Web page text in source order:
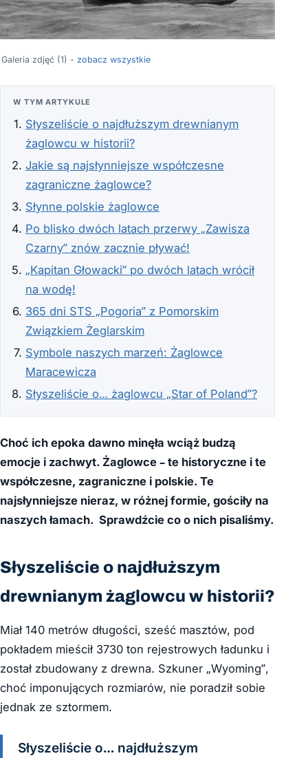
Galeria zdjęć (1) - zobacz wszystkie
W TYM ARTYKULE
Słyszeliście o najdłuższym drewnianym
żaglowcu w historii?
Jakie są najsłynniejsze współczesne
zagraniczne żaglowce?
Słynne polskie żaglowce
Po blisko dwóch latach przerwy „Zawisza
Czarny” znów zacznie pływać!
„Kapitan Głowacki” po dwóch latach wrócił
na wodę!
365 dni STS „Pogoria” z Pomorskim
Związkiem Żeglarskim
Symbole naszych marzeń: Żaglowce
Maracewicza
Słyszeliście o… żaglowcu „Star of Poland”?
Choć ich epoka dawno minęła wciąż budzą
emocje i zachwyt. Żaglowce – te historyczne i te
współczesne, zagraniczne i polskie. Te
najsłynniejsze nieraz, w różnej formie, gościły na
naszych łamach. Sprawdźcie co o nich pisaliśmy.
Słyszeliście o najdłuższym
drewnianym żaglowcu w historii?
Miał 140 metrów długości, sześć masztów, pod
pokładem mieścił 3730 ton rejestrowych ładunku i
został zbudowany z drewna. Szkuner „Wyoming”,
choć imponujących rozmiarów, nie poradził sobie
jednak ze sztormem.
Słyszeliście o… najdłuższym